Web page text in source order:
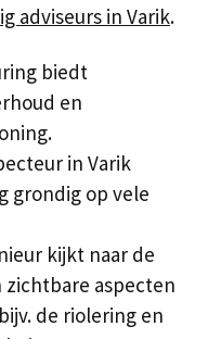
adviseurs in Varik.
biedt
en
in Varik
grondig op vele
kijkt naar de
aspecten
de riolering en